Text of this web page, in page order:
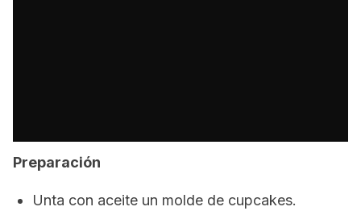
Preparación
Unta con aceite un molde de cupcakes.